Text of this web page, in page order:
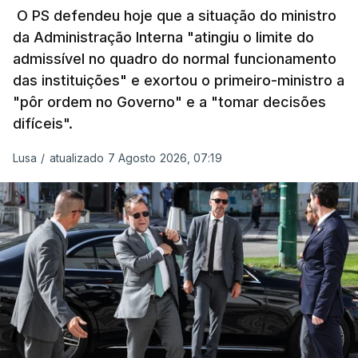
c/Lusa
ARTIGOS RELACIONADOS
Prazo para as candidaturas
ao ensino superior termina
esta quinta-feira
6 Agosto 2026, 13:14
Exames. Governo confirma
afixação dos resultados da
2ª fase e das reapreciações
esta sexta-feira
atualizado 6 Agosto 2026, 16:29
O PS defendeu hoje que a situação do ministro
da Administração Interna "atingiu o limite do
admissível no quadro do normal funcionamento
das instituições" e exortou o primeiro-ministro a
"pôr ordem no Governo" e a "tomar decisões
difíceis".
Lusa / atualizado 7 Agosto 2026, 07:19